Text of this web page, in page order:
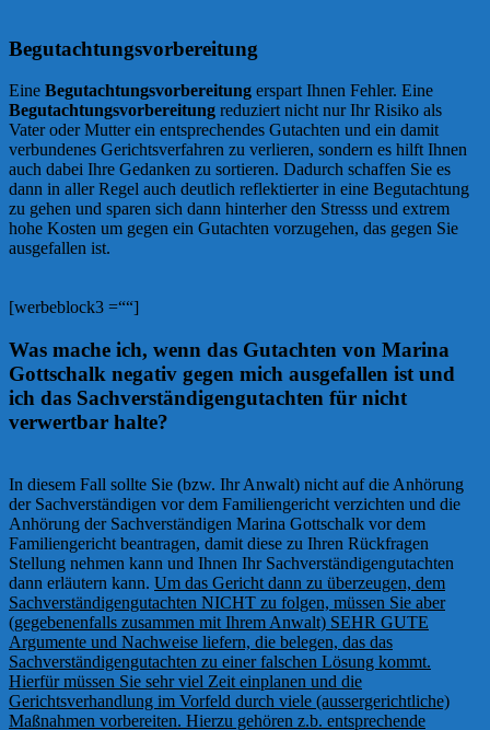
Begutachtungsvorbereitung
Eine Begutachtungsvorbereitung erspart Ihnen Fehler. Eine
Begutachtungsvorbereitung reduziert nicht nur Ihr Risiko als
Vater oder Mutter ein entsprechendes Gutachten und ein damit
verbundenes Gerichtsverfahren zu verlieren, sondern es hilft Ihnen
auch dabei Ihre Gedanken zu sortieren. Dadurch schaffen Sie es
dann in aller Regel auch deutlich reflektierter in eine Begutachtung
zu gehen und sparen sich dann hinterher den Stresss und extrem
hohe Kosten um gegen ein Gutachten vorzugehen, das gegen Sie
ausgefallen ist.
[werbeblock3 =““]
Was mache ich, wenn das Gutachten von Marina
Gottschalk negativ gegen mich ausgefallen ist und
ich das Sachverständigengutachten für nicht
verwertbar halte?
In diesem Fall sollte Sie (bzw. Ihr Anwalt) nicht auf die Anhörung
der Sachverständigen vor dem Familiengericht verzichten und die
Anhörung der Sachverständigen Marina Gottschalk vor dem
Familiengericht beantragen, damit diese zu Ihren Rückfragen
Stellung nehmen kann und Ihnen Ihr Sachverständigengutachten
dann erläutern kann. Um das Gericht dann zu überzeugen, dem
Sachverständigengutachten NICHT zu folgen, müssen Sie aber
(gegebenenfalls zusammen mit Ihrem Anwalt) SEHR GUTE
Argumente und Nachweise liefern, die belegen, das das
Sachverständigengutachten zu einer falschen Lösung kommt.
Hierfür müssen Sie sehr viel Zeit einplanen und die
Gerichtsverhandlung im Vorfeld durch viele (aussergerichtliche)
Maßnahmen vorbereiten. Hierzu gehören z.b. entsprechende